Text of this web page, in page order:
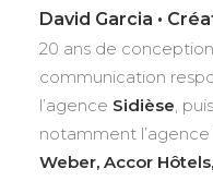
David Garcia •
20 ans de
communication
l’agence Sidièse,
notamment l’agence
Weber, Accor